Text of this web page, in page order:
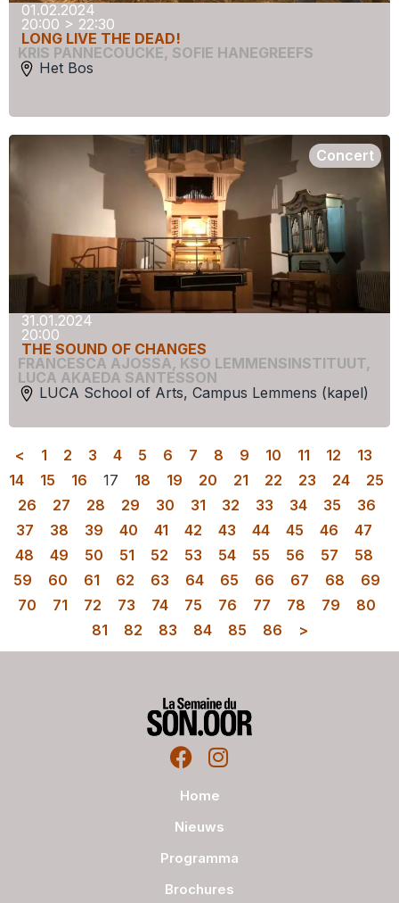
01.02.2024
20:00 > 22:30
LONG LIVE THE DEAD!
KRIS PANNECOUCKE, SOFIE HANEGREEFS
Het Bos
31.01.2024
20:00
THE SOUND OF CHANGES
FRANCESCA AJOSSA, KSO LEMMENSINSTITUUT,
LUCA AKAEDA SANTESSON
LUCA School of Arts, Campus Lemmens (kapel)
Concert
< 1 2 3 4 5 6 7 8 9 10 11 12
13
14
15 16 17 18 19 20 21 22 23 24
25
26
27 28 29 30 31 32 33 34 35
36
37
38 39 40 41 42 43 44 45 46
47
48
49 50 51 52 53 54 55 56 57
58
59
60 61 62 63 64 65 66 67 68
69
70
71 72 73 74 75 76 77 78 79
80
81
82 83 84 85 86 >
Home
Nieuws
Programma
Brochures